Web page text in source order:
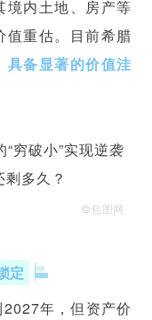
境内土地、房产等
值重估。目前希腊
具备显著的价值洼
©包图网
定
年，但资产价